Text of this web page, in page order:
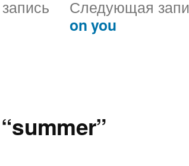
Предыдущая
запись:
Следующая
on you